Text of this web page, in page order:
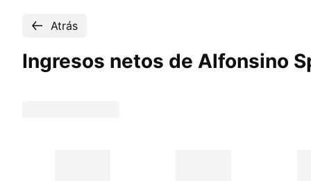
Atrás
Ingresos netos de Alfonsino